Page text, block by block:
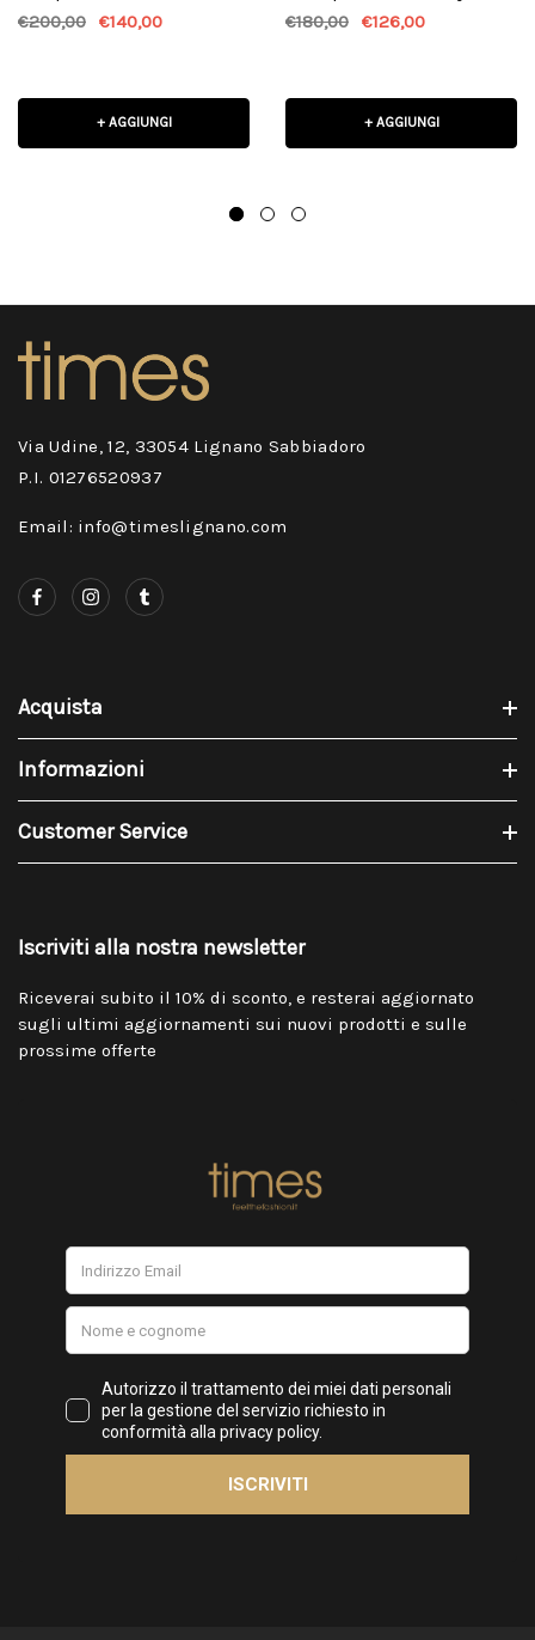
chestnut - CHE
€200,00 €140,00
+ AGGIUNGI
leopard jasmine - FDJ
€180,00 €126,00
+ AGGIUNGI
Via Udine, 12, 33054 Lignano Sabbiadoro
P.I. 01276520937
Email: info@timeslignano.com
Acquista
Informazioni
Customer Service
Iscriviti alla nostra newsletter
Riceverai subito il 10% di sconto, e resterai aggiornato
sugli ultimi aggiornamenti sui nuovi prodotti e sulle
prossime offerte